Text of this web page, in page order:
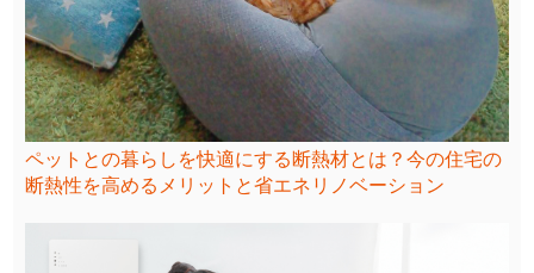
ペットとの暮らしを快適にする断熱材とは？今の住宅の
断熱性を高めるメリットと省エネリノベーション